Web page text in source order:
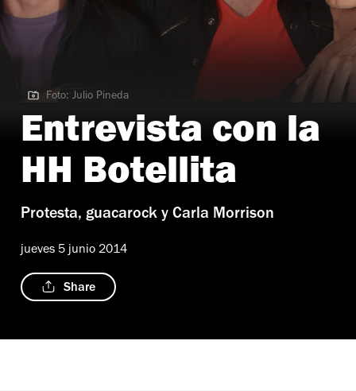
Foto: Julio Pineda
Foto: Julio Pineda
Entrevista con la
HH Botellita
Protesta, guacarock y Carla Morrison
jueves 5 junio 2014
Share